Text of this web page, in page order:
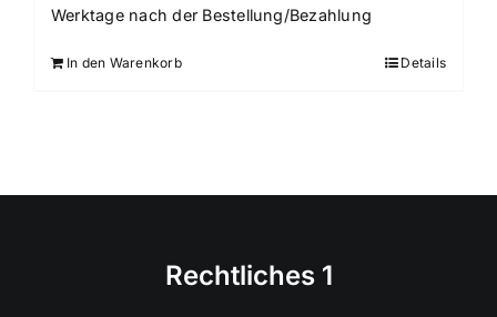
Werktage nach der Bestellung/Bezahlung
In den Warenkorb Details
Rechtliches 1